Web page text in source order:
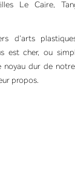
Le Caire,
d’arts
est cher, ou
dur de
propos.